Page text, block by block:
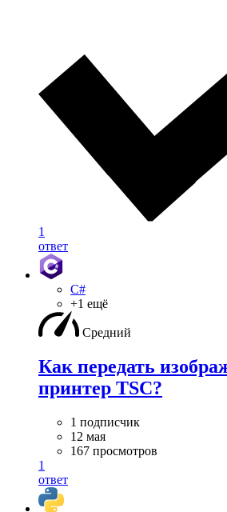
1
ответ
C#
+1 ещё
Средний
Как передать
принтер TSC?
1 подписчик
12 мая
167 просмотров
1
ответ